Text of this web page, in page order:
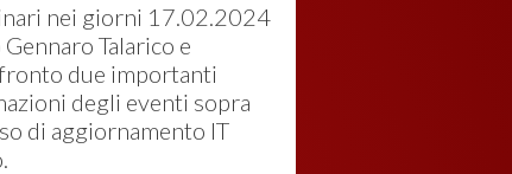
nei giorni 17.02.2024
Talarico e
due importanti
degli eventi sopra
di aggiornamento IT